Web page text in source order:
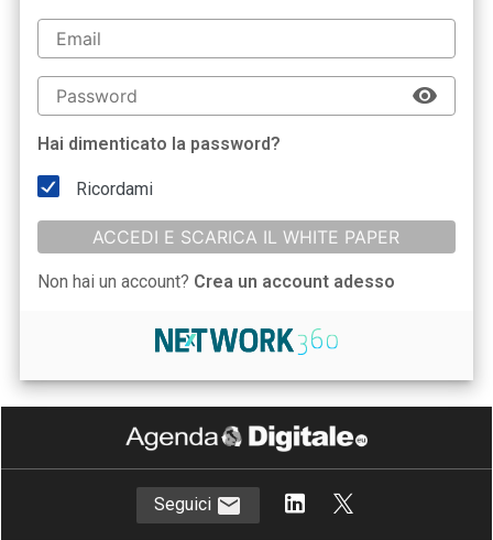
Hai dimenticato la password?
Ricordami
ACCEDI E SCARICA IL WHITE PAPER
Non hai un account? Crea un account adesso
Seguici